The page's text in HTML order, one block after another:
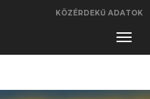
KÖZÉRDEKŰ ADATOK